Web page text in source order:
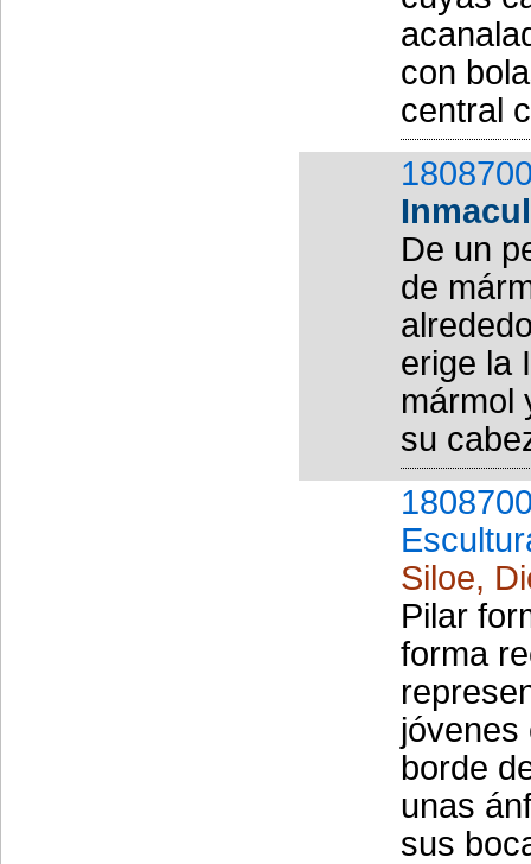
con
central
De un
de
erige la
mármol
su
Siloe,
Pilar
forma
jóvenes
borde
unas
sus